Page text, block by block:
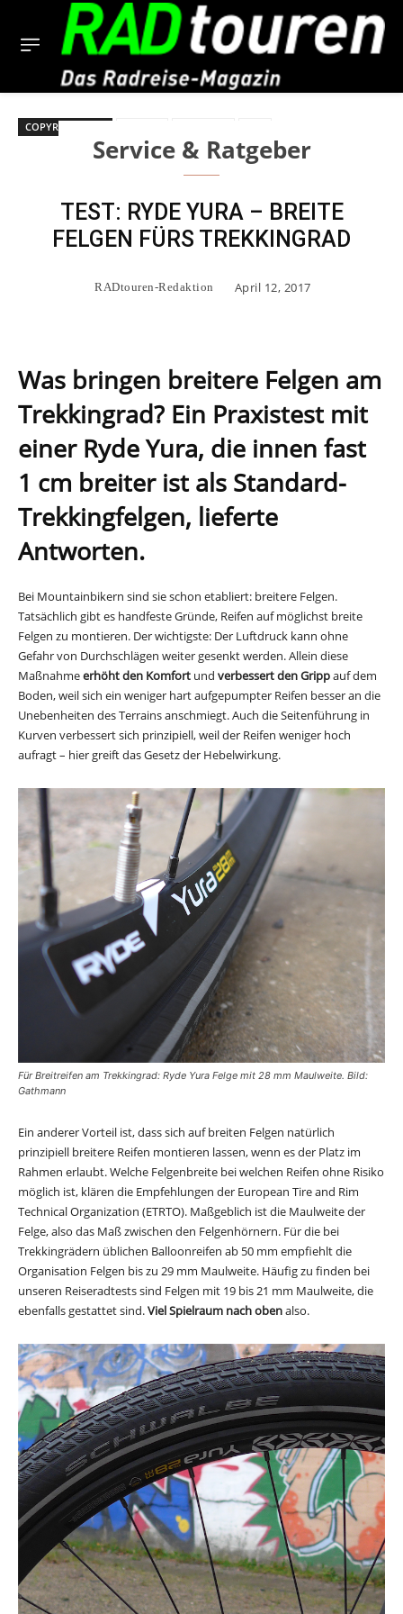
COPYRIGHT BILD
Service & Ratgeber
TEST: RYDE YURA – BREITE
FELGEN FÜRS TREKKINGRAD
RADtouren-Redaktion April 12, 2017
Was bringen breitere Felgen am
Trekkingrad? Ein Praxistest mit
einer Ryde Yura, die innen fast
1 cm breiter ist als Standard-
Trekkingfelgen, lieferte
Antworten.
Bei Mountainbikern sind sie schon etabliert: breitere Felgen.
Tatsächlich gibt es handfeste Gründe, Reifen auf möglichst breite
Felgen zu montieren. Der wichtigste: Der Luftdruck kann ohne
Gefahr von Durchschlägen weiter gesenkt werden. Allein diese
Maßnahmeerhöht den Komfort und verbessert den Grippauf dem
Boden, weil sich ein weniger hart aufgepumpter Reifen besser an die
Unebenheiten des Terrains anschmiegt. Auch die Seitenführung in
Kurven verbessert sich prinzipiell, weil der Reifen weniger hoch
aufragt – hier greift das Gesetz der Hebelwirkung.
Für Breitreifen am Trekkingrad: Ryde Yura Felge mit 28 mm Maulweite. Bild:
Gathmann
Ein anderer Vorteil ist, dass sich auf breiten Felgen natürlich
prinzipiell breitere Reifen montieren lassen, wenn es der Platz im
Rahmen erlaubt. Welche Felgenbreite bei welchen Reifen ohne Risiko
möglich ist, klären die Empfehlungen der European Tire and Rim
Technical Organization (ETRTO). Maßgeblich ist die Maulweite der
Felge, also das Maß zwischen den Felgenhörnern. Für die bei
Trekkingrädern üblichen Balloonreifen ab 50 mm empfiehlt die
Organisation Felgen bis zu 29 mm Maulweite. Häufig zu finden bei
unseren Reiseradtests sind Felgen mit 19 bis 21 mm Maulweite, die
ebenfalls gestattet sind.Viel Spielraum nach obenalso.